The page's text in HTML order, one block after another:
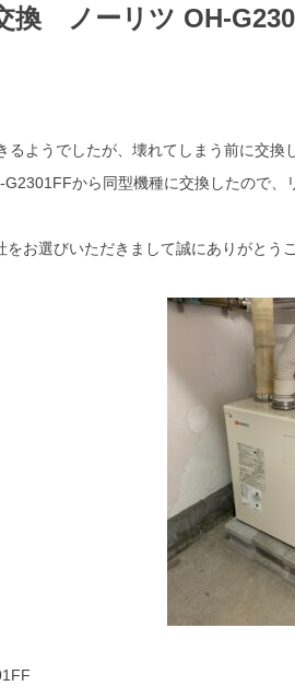
換 ノーリツ OH-
るようでしたが、壊れてしまう前に交
から同型機種に交換したので、
お選びいただきまして誠にありがとう